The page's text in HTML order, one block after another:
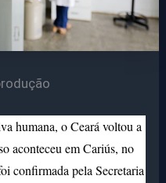
humana, o Ceará voltou a
aconteceu em Cariús, no
confirmada pela Secretaria